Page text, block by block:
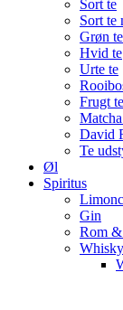
Sort te
Sort te
Grøn te
Hvid te
Urte te
Frugt te
David
Te
Øl
Spiritus
Gin
Rom
Whisky